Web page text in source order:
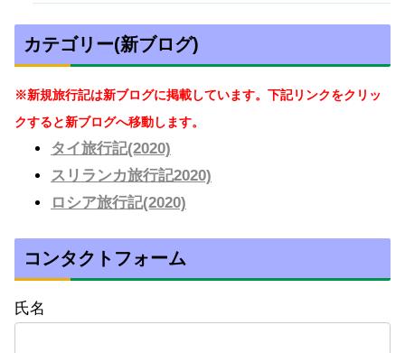
カテゴリー(新ブログ)
※新規旅行記は新ブログに掲載しています。下記リンクをクリッ
クすると新ブログへ移動します。
タイ旅行記(2020)
スリランカ旅行記2020)
ロシア旅行記(2020)
コンタクトフォーム
氏名